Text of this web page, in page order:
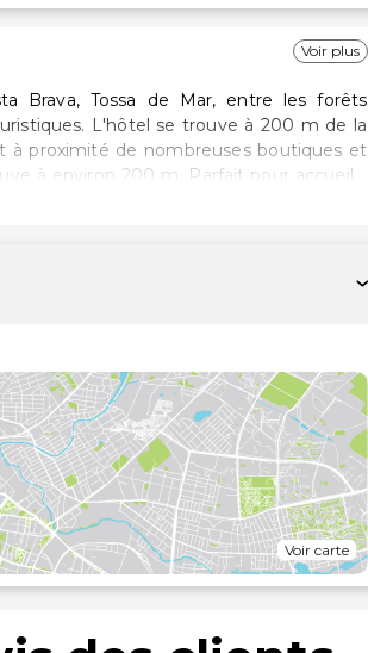
Voir plus
Brava, Tossa de Mar, entre les forêts
L'hôtel se trouve à 200 m de la
proximité de nombreuses boutiques et
à environ 200 m. Parfait pour accueillir
Voir carte